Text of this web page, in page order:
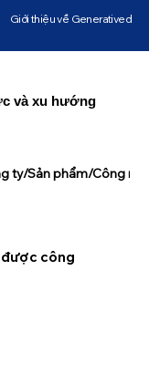
và xu hướng
công
Giới thiệu về Generatived
ty/Sản phẩm/Công